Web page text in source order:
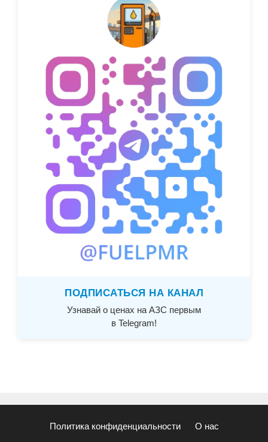
ПОДПИСАТЬСЯ НА КАНАЛ
Узнавай о ценах на АЗС первым
в Telegram!
Политика конфиденциальности О нас